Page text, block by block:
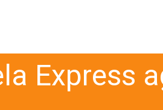
Express